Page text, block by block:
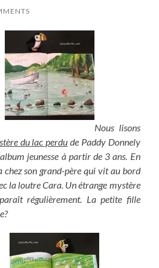
Nous lisons
du lac perdu de Paddy Donnely
jeunesse à partir de 3 ans. En
son grand-père qui vit au bord
la loutre Cara. Un étrange mystère
régulièrement. La petite fille